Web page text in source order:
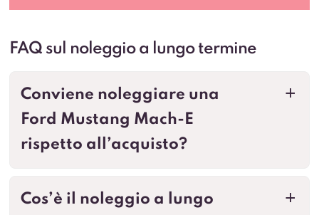
FAQ sul noleggio a lungo termine
a
Conviene noleggiare una
Ford Mustang Mach-E
rispetto all’acquisto?
a
Cos’è il noleggio a lungo